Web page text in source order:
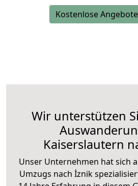
Kostenlose
Wir unterstützen
Kaiserslautern
Unser Unternehmen hat sich
Umzugs nach İznik